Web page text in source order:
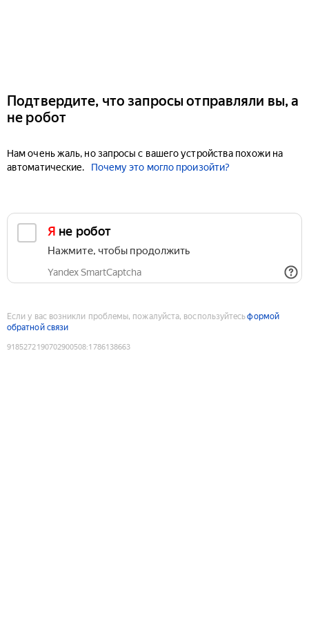
Подтвердите, что запросы отправляли вы, а
не робот
Нам очень жаль, но запросы с вашего устройства похожи на
автоматические.
Почему это могло произойти?
Я не робот
Нажмите, чтобы продолжить
Yandex SmartCaptcha
Если у вас возникли проблемы, пожалуйста, воспользуйтесьформой
обратной связи
9185272190702900508:1786138663